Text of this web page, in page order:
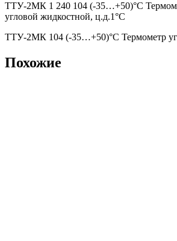
ТТУ-2МК 1 240 104 (-35…+50)°С
угловой жидкостной, ц.д.1°С
ТТУ-2МК 104 (-35…+50)°С Термометр
Похожие